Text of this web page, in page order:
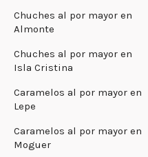
Chuches al por mayor en
Almonte
Chuches al por mayor en
Isla Cristina
Caramelos al por mayor en
Lepe
Caramelos al por mayor en
Moguer